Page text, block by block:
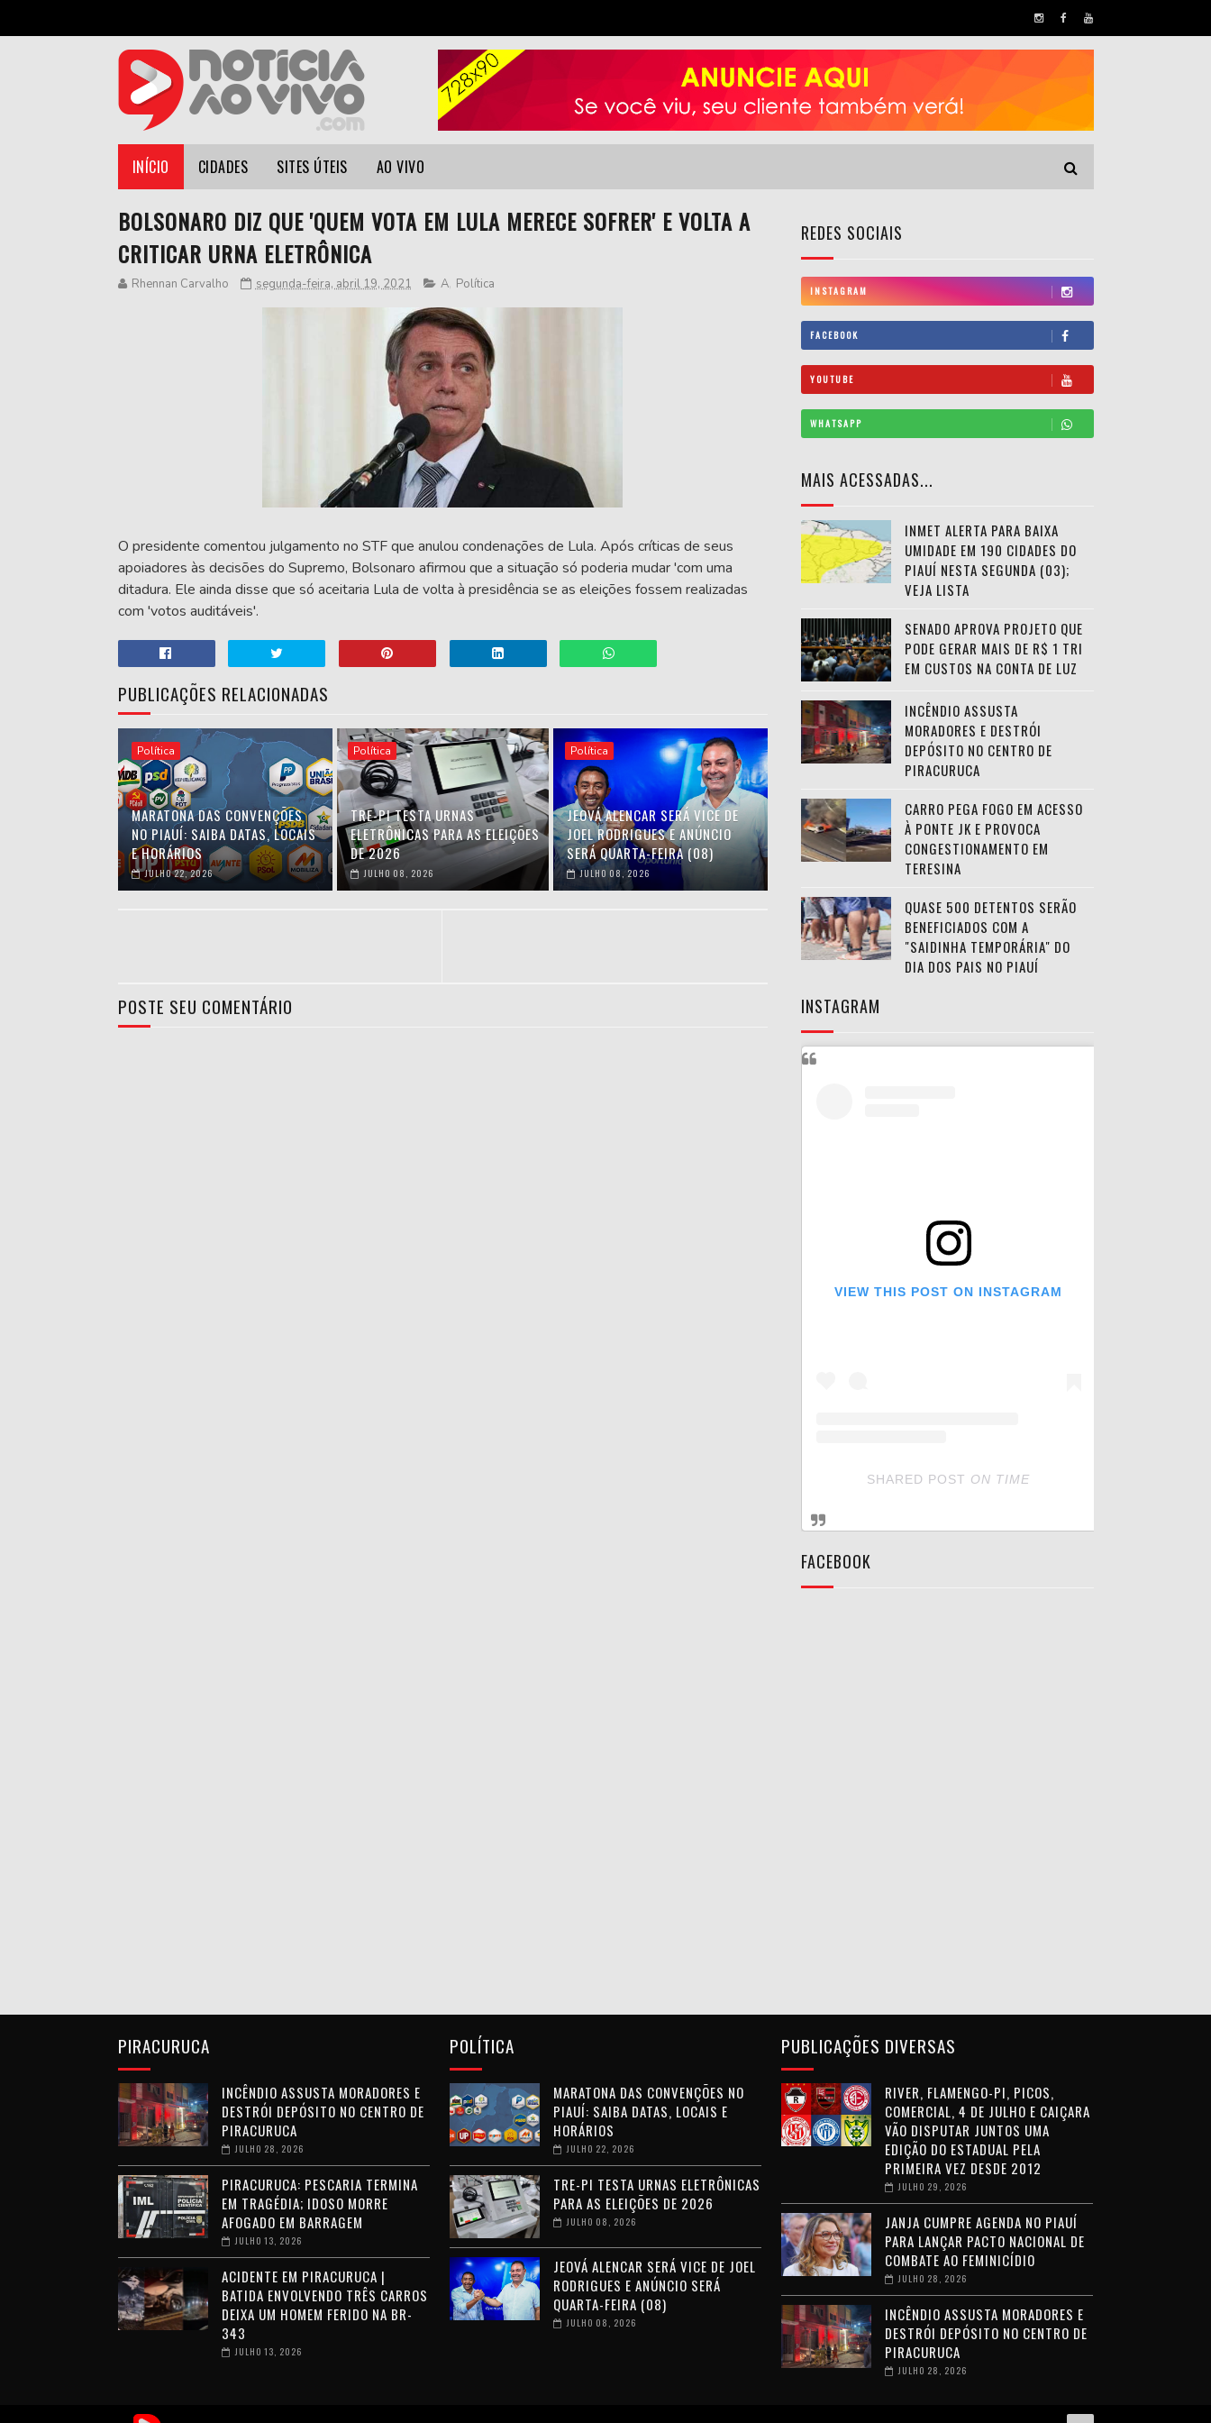
INÍCIO CIDADES SITES ÚTEIS AO VIVO
BOLSONARO DIZ QUE 'QUEM VOTA EM LULA MERECE SOFRER' E VOLTA A
CRITICAR URNA ELETRÔNICA
Rhennan Carvalho segunda-feira, abril 19, 2021 A, Política
O presidente comentou julgamento no STF que anulou condenações de Lula. Após críticas de seus
apoiadores às decisões do Supremo, Bolsonaro afirmou que a situação só poderia mudar 'com uma
ditadura. Ele ainda disse que só aceitaria Lula de volta à presidência se as eleições fossem realizadas
com 'votos auditáveis'.
PUBLICAÇÕES RELACIONADAS
Política
MARATONA DAS CONVENÇÕES
NO PIAUÍ: SAIBA DATAS, LOCAIS
E HORÁRIOS
JULHO 22, 2026
Política
TRE-PI TESTA URNAS
ELETRÔNICAS PARA AS ELEIÇÕES
DE 2026
JULHO 08, 2026
Política
JEOVÁ ALENCAR SERÁ VICE DE
JOEL RODRIGUES E ANÚNCIO
SERÁ QUARTA-FEIRA (08)
JULHO 08, 2026
POSTE SEU COMENTÁRIO
REDES SOCIAIS
INSTAGRAM
FACEBOOK
YOUTUBE
WHATSAPP
MAIS ACESSADAS...
INMET ALERTA PARA BAIXA
UMIDADE EM 190 CIDADES DO
PIAUÍ NESTA SEGUNDA (03);
VEJA LISTA
SENADO APROVA PROJETO QUE
PODE GERAR MAIS DE R$ 1 TRI
EM CUSTOS NA CONTA DE LUZ
INCÊNDIO ASSUSTA
MORADORES E DESTRÓI
DEPÓSITO NO CENTRO DE
PIRACURUCA
CARRO PEGA FOGO EM ACESSO
À PONTE JK E PROVOCA
CONGESTIONAMENTO EM
TERESINA
QUASE 500 DETENTOS SERÃO
BENEFICIADOS COM A
"SAIDINHA TEMPORÁRIA" DO
DIA DOS PAIS NO PIAUÍ
INSTAGRAM
VIEW THIS POST ON INSTAGRAM
SHARED POST ON TIME
FACEBOOK
PIRACURUCA
INCÊNDIO ASSUSTA MORADORES E
DESTRÓI DEPÓSITO NO CENTRO DE
PIRACURUCA
JULHO 28, 2026
PIRACURUCA: PESCARIA TERMINA
EM TRAGÉDIA; IDOSO MORRE
AFOGADO EM BARRAGEM
JULHO 13, 2026
ACIDENTE EM PIRACURUCA |
BATIDA ENVOLVENDO TRÊS CARROS
DEIXA UM HOMEM FERIDO NA BR-
343
JULHO 13, 2026
POLÍTICA
MARATONA DAS CONVENÇÕES NO
PIAUÍ: SAIBA DATAS, LOCAIS E
HORÁRIOS
JULHO 22, 2026
TRE-PI TESTA URNAS ELETRÔNICAS
PARA AS ELEIÇÕES DE 2026
JULHO 08, 2026
JEOVÁ ALENCAR SERÁ VICE DE JOEL
RODRIGUES E ANÚNCIO SERÁ
QUARTA-FEIRA (08)
JULHO 08, 2026
PUBLICAÇÕES DIVERSAS
RIVER, FLAMENGO-PI, PICOS,
COMERCIAL, 4 DE JULHO E CAIÇARA
VÃO DISPUTAR JUNTOS UMA
EDIÇÃO DO ESTADUAL PELA
PRIMEIRA VEZ DESDE 2012
JULHO 29, 2026
JANJA CUMPRE AGENDA NO PIAUÍ
PARA LANÇAR PACTO NACIONAL DE
COMBATE AO FEMINICÍDIO
JULHO 28, 2026
INCÊNDIO ASSUSTA MORADORES E
DESTRÓI DEPÓSITO NO CENTRO DE
PIRACURUCA
JULHO 28, 2026